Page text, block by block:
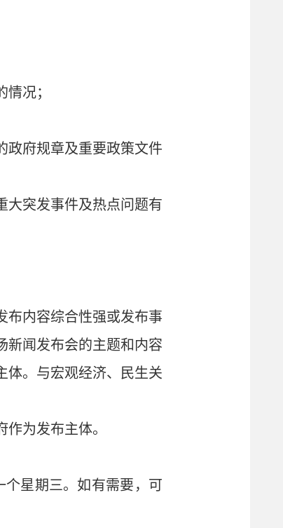
况；
政府规章及重要政策文件
大突发事件及热点问题有
布内容综合性强或发布事
新闻发布会的主题和内容
体。与宏观经济、民生关
为发布主体。
星期三。如有需要，可